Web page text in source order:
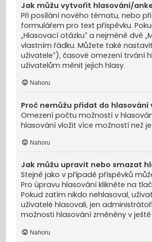
Jak můžu vytvořit hlasování/
Při posílání nového tématu, nebo
formulářem pro text příspěvku.
„Hlasovací otázku“ a nejméně dvě
vlastním řádku. Můžete také
uživatele“), časové omezení trvání
uživatelům měnit jejich hlasy.
Nahoru
Proč nemůžu přidat do hlasování
Omezení počtu možností v
hlasování vložit více možností než
Nahoru
Jak můžu upravit nebo smazat
Stejně jako v případě příspěvků
Pro úpravu hlasování klikněte na
Pokud zatím nikdo nehlasoval,
uživatelé hlasovali, jen
možnosti hlasování změněny v
Nahoru